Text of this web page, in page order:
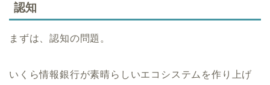
認知
まずは、認知の問題。
いくら情報銀行が素晴らしいエコシステムを作り上げ